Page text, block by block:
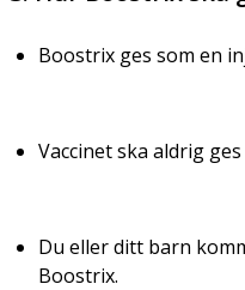
Boostrix ges som en
Vaccinet ska aldrig
Du eller ditt barn
Boostrix.